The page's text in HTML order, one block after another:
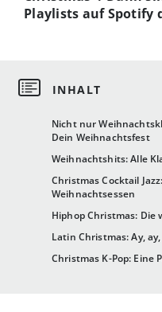
Nicht nur
Dein Weihnachtsfest
Weihnachtshits: Alle
Christmas Cocktail
Weihnachtsessen
Hiphop Christmas: Die
Latin Christmas: Ay,
Christmas K-Pop: Eine
Playlists auf Spotify